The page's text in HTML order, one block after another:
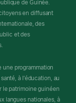
de Guinée.
en diffusant
des
et des
une programmation
à l'éducation, au
le patrimoine guinéen
langues nationales, à